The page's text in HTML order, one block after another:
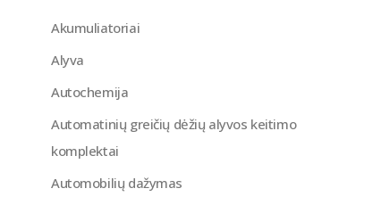
Akumuliatoriai
Alyva
Autochemija
Automatinių greičių dėžių alyvos keitimo
komplektai
Automobilių dažymas